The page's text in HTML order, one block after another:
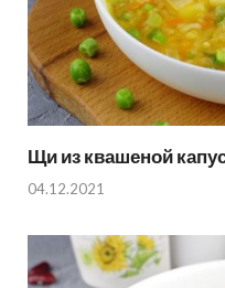
Щи из квашеной
04.12.2021